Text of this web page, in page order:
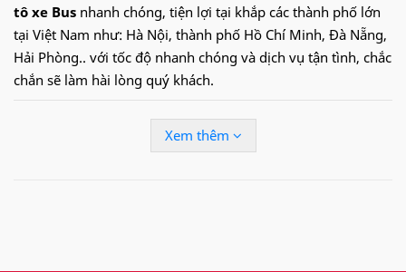
tô xe Bus nhanh chóng, tiện lợi tại khắp các thành phố lớn
tại Việt Nam như: Hà Nội, thành phố Hồ Chí Minh, Đà Nẵng,
Hải Phòng.. với tốc độ nhanh chóng và dịch vụ tận tình, chắc
chắn sẽ làm hài lòng quý khách.
09.68.68.30.97để được hỗ trợ nhanh về
Xem thêm